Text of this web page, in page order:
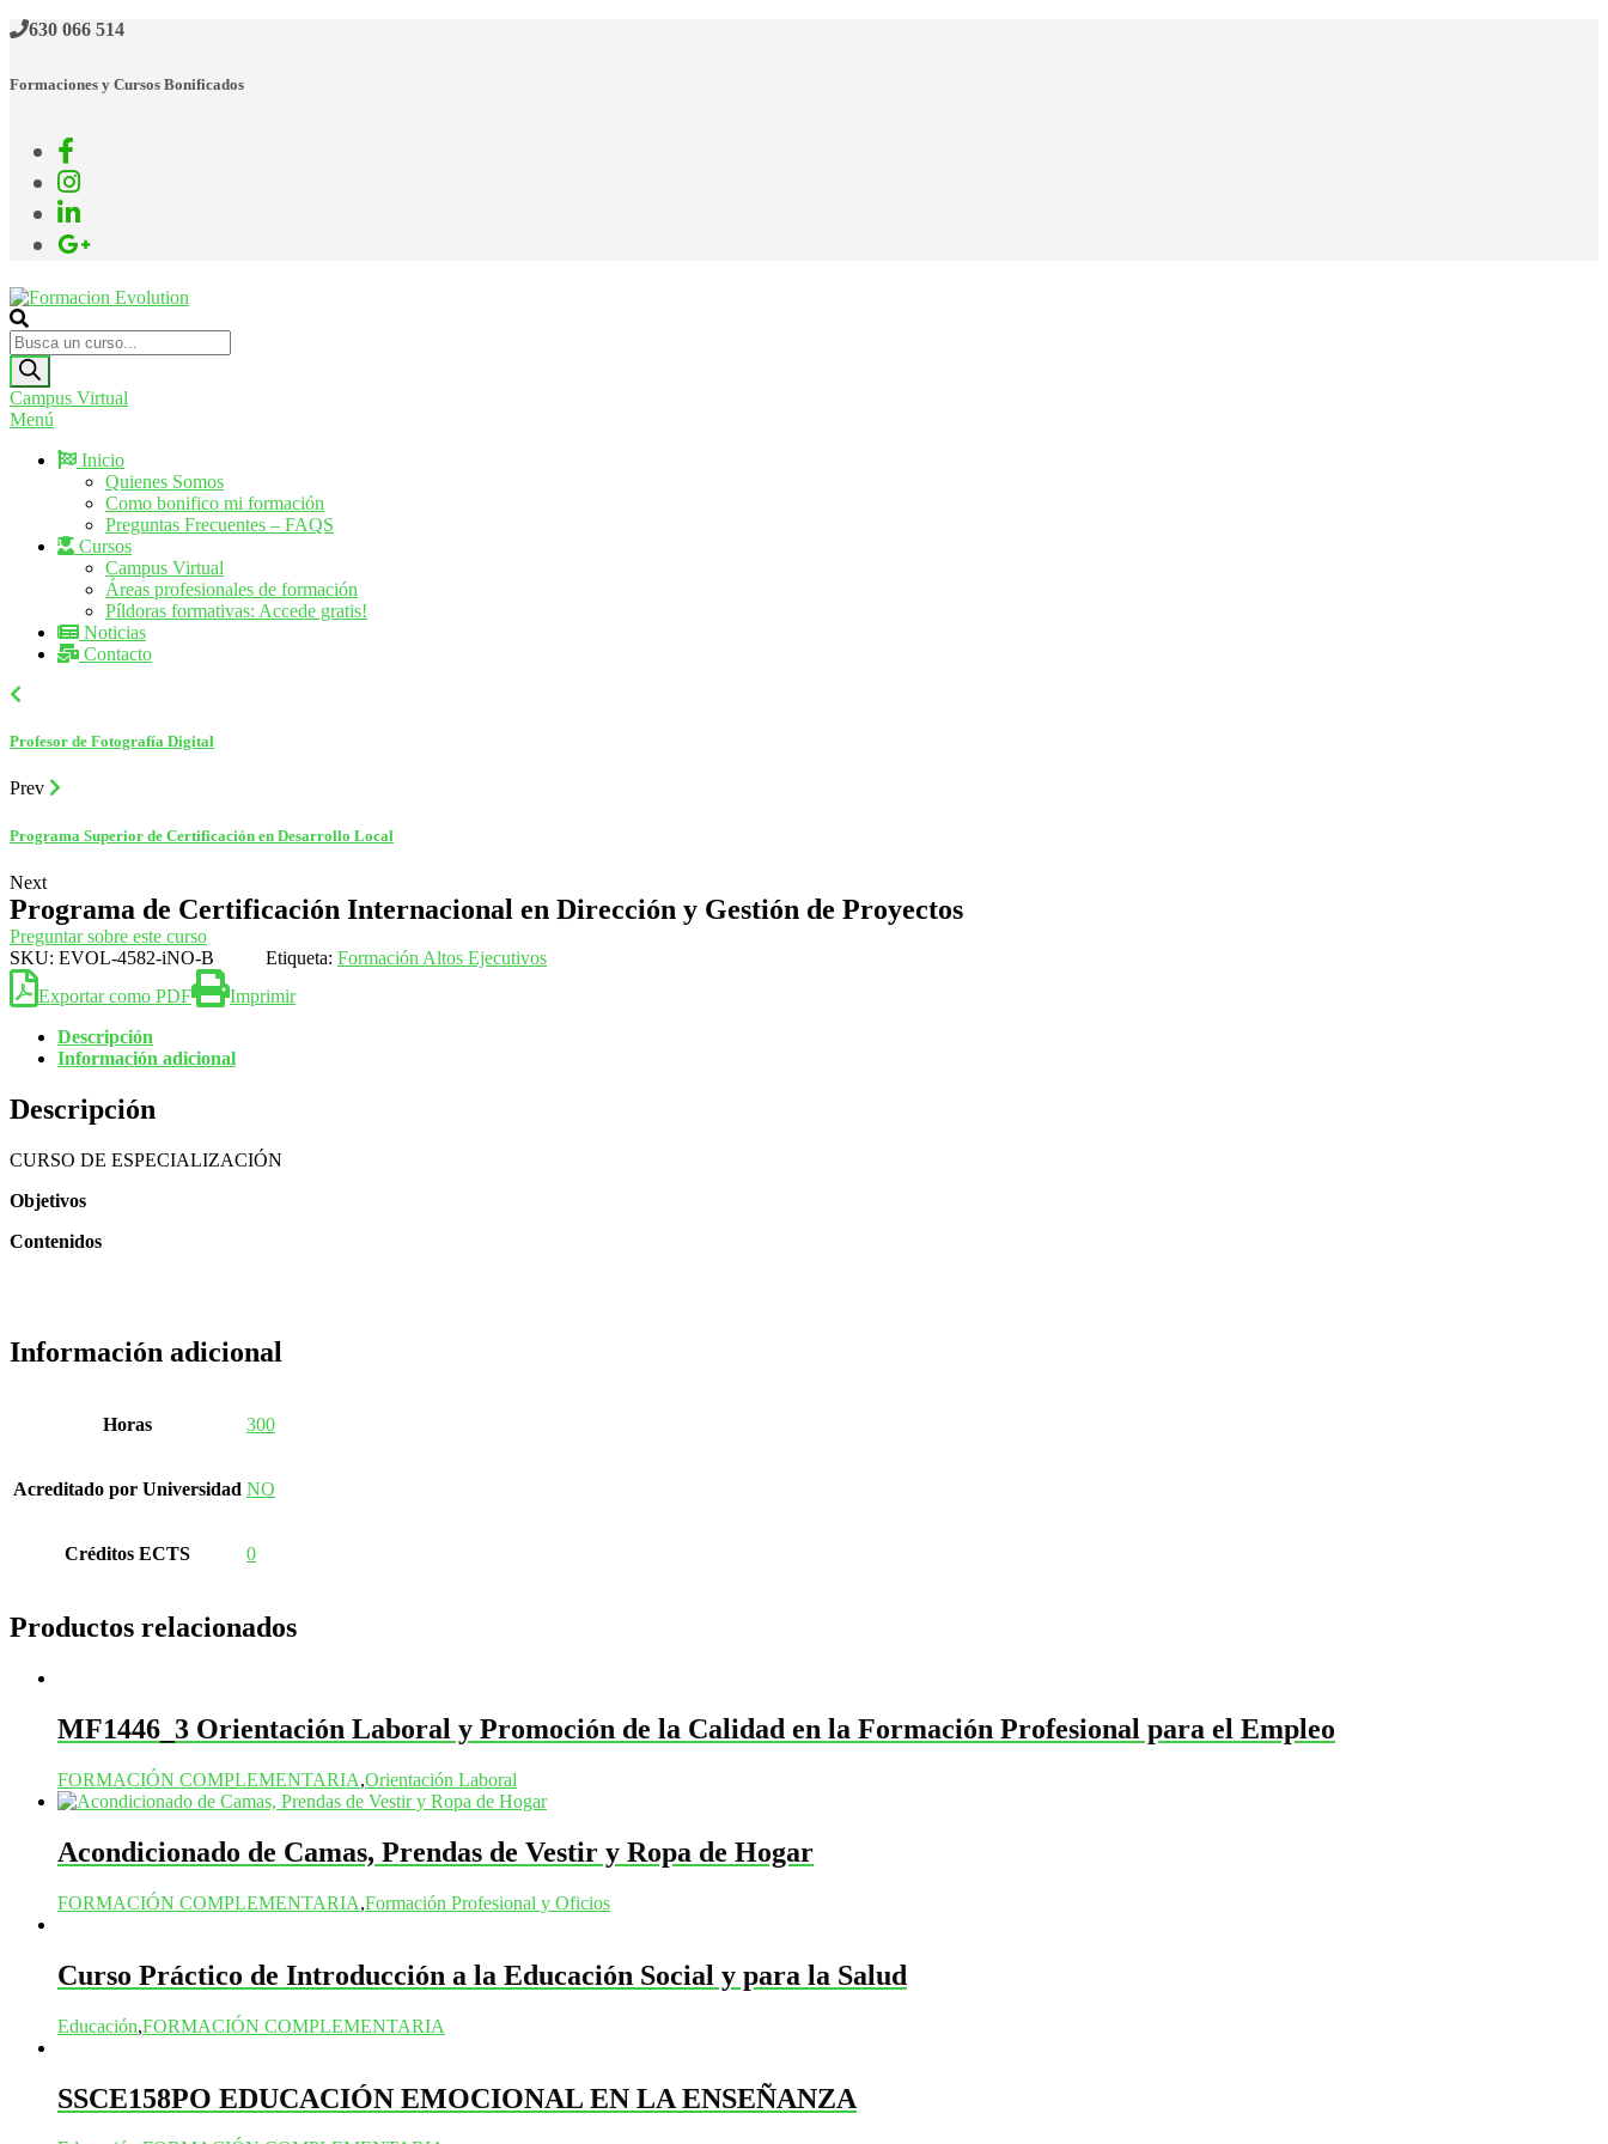
630 066 514
Formaciones y Cursos Bonificados
Formacion Evolution
Cursos de formación continua
Campus Virtual
Menú
Inicio
Quienes Somos
Como bonifico mi formación
Preguntas Frecuentes – FAQS
Cursos
Campus Virtual
Áreas profesionales de formación
Píldoras formativas: Accede gratis!
Noticias
Contacto
Profesor de Fotografía Digital
Prev
Programa Superior de Certificación en Desarrollo Local
Next
Programa de Certificación Internacional en Dirección y Gestión de Proyectos
Preguntar sobre este curso
SKU: EVOL-4582-iNO-B Etiqueta: Formación Altos Ejecutivos
Exportar como PDF
Imprimir
Descripción
Información adicional
Descripción
CURSO DE ESPECIALIZACIÓN
Objetivos
Contenidos
Información adicional
Horas 300
Acreditado por Universidad NO
Créditos ECTS 0
Productos relacionados
MF1446_3 Orientación Laboral y Promoción de la Calidad en la Formación Profesional para el Empleo
FORMACIÓN COMPLEMENTARIA,Orientación Laboral
Acondicionado de Camas, Prendas de Vestir y Ropa de Hogar
FORMACIÓN COMPLEMENTARIA,Formación Profesional y Oficios
Curso Práctico de Introducción a la Educación Social y para la Salud
Educación,FORMACIÓN COMPLEMENTARIA
SSCE158PO EDUCACIÓN EMOCIONAL EN LA ENSEÑANZA